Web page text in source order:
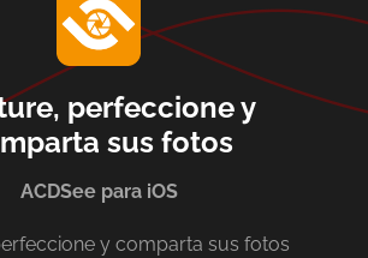
perfeccione y
sus fotos
ACDSee para iOS
y comparta sus fotos